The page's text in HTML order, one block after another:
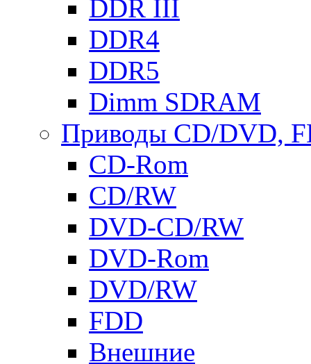
DDR III
DDR4
DDR5
Dimm SDRAM
Приводы СD/DVD,
CD-Rom
CD/RW
DVD-CD/RW
DVD-Rom
DVD/RW
FDD
Внешние